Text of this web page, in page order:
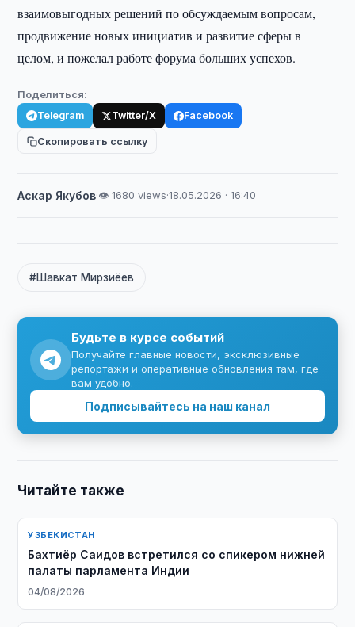
взаимовыгодных решений по обсуждаемым вопросам,
продвижение новых инициатив и развитие сферы в
целом, и пожелал работе форума больших успехов.
Поделиться:
Telegram Twitter/X Facebook
Скопировать ссылку
Аскар Якубов·👁 1680 views·18.05.2026 · 16:40
#Шавкат Мирзиёев
Будьте в курсе событий
Получайте главные новости, эксклюзивные
репортажи и оперативные обновления там, где
вам удобно.
Подписывайтесь на наш канал
Читайте также
УЗБЕКИСТАН
Бахтиёр Саидов встретился со спикером нижней
палаты парламента Индии
04/08/2026